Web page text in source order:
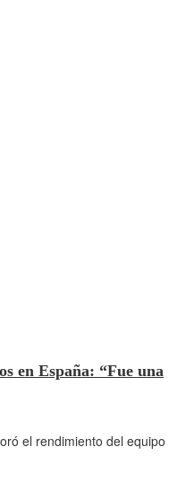
en España: “Fue una
el rendimiento del equipo